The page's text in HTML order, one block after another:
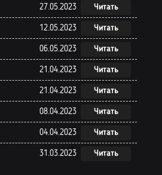
31.03.2023 Читать
04.04.2023 Читать
08.04.2023 Читать
21.04.2023 Читать
21.04.2023 Читать
06.05.2023 Читать
12.05.2023 Читать
27.05.2023 Читать